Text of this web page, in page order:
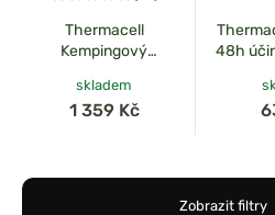
Thermacell
Kempingový
plynovou kartuši
Backpacker
skladem
1 359 Kč
48h
Zobrazit filtry